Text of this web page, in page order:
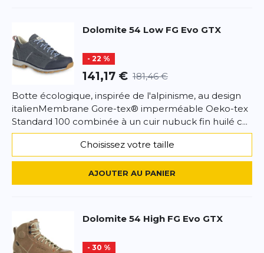
Dolomite 54 Low FG Evo GTX
- 22 %
141,17 € 181,46 €
Botte écologique, inspirée de l'alpinisme, au design
italienMembrane Gore-tex® imperméable Oeko-tex
Standard 100 combinée à un cuir nubuck fin huilé c...
Choisissez votre taille
AJOUTER AU PANIER
Dolomite 54 High FG Evo GTX
- 30 %